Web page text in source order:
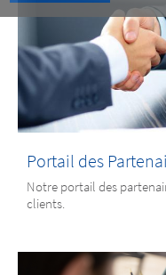
Guide
Contenu
Contenu exclusif
Portail des
Notre portail des
clients.